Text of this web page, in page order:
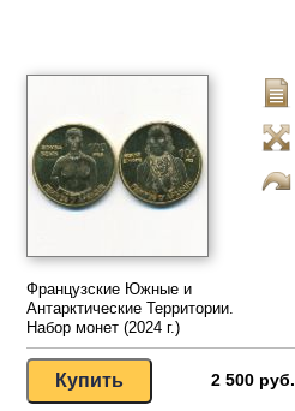
Французские Южные и
Антарктические Территории.
Набор монет (2024 г.)
2 500 руб.